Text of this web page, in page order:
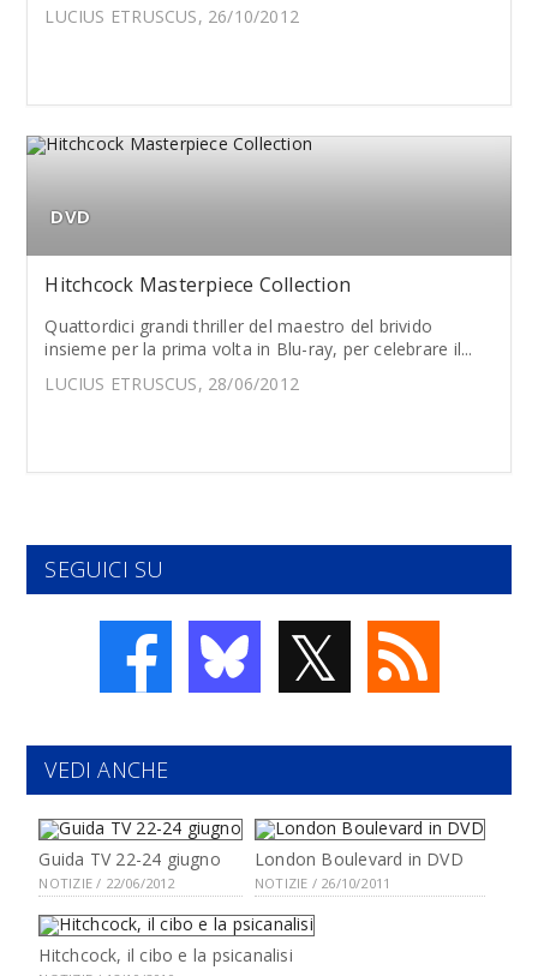
LUCIUS ETRUSCUS, 26/10/2012
DVD
Hitchcock Masterpiece Collection
Quattordici grandi thriller del maestro del brivido
insieme per la prima volta in Blu-ray, per celebrare il...
LUCIUS ETRUSCUS, 28/06/2012
SEGUICI SU
𝕏
VEDI ANCHE
Guida TV 22-24 giugno
NOTIZIE / 22/06/2012
London Boulevard in DVD
NOTIZIE / 26/10/2011
Hitchcock, il cibo e la psicanalisi